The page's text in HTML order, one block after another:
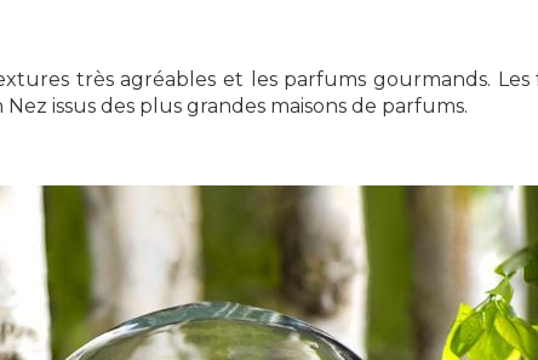
très agréables et les parfums gourmands.
issus des plus grandes maisons de parfums.